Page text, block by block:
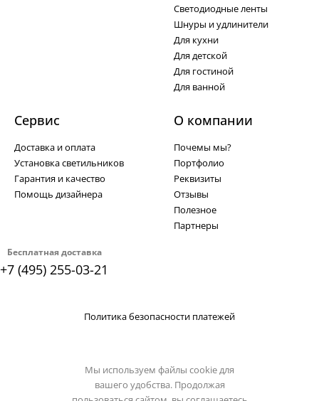
Бесплатная доставка
+7 (495) 255-03-21
Светодиодные ленты
Шнуры и удлинители
Для кухни
Для детской
Для гостиной
Для ванной
Сервис
Доставка и оплата
Установка светильников
Гарантия и качество
Помощь дизайнера
О компании
Почемы мы?
Портфолио
Реквизиты
Отзывы
Полезное
Партнеры
Политика безопасности платежей
Мы используем файлы cookie для
вашего удобства. Продолжая